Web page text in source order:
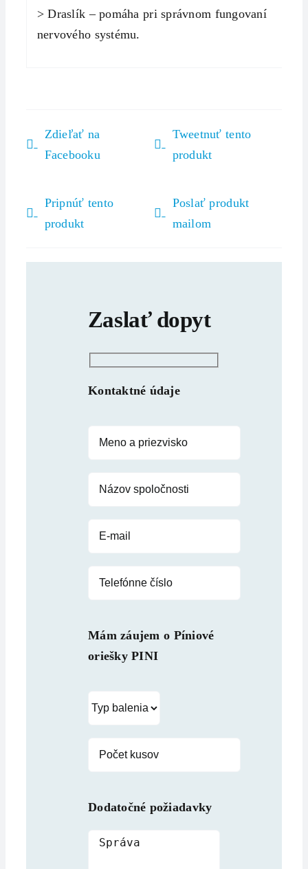
> Draslík – pomáha pri správnom fungovaní
nervového systému.
Zdieľať na
Facebooku
Tweetnuť tento
produkt
Pripnúť tento
produkt
Poslať produkt
mailom
Zaslať dopyt
Kontaktné údaje
Mám záujem o Píniové
oriešky PINI
Dodatočné požiadavky